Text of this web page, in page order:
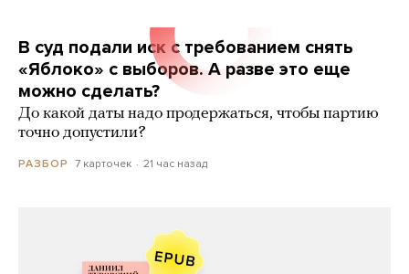
В суд подали иск с требованием снять
«Яблоко» с выборов. А разве это еще
можно сделать?
До какой даты надо продержаться, чтобы партию
точно допустили?
РАЗБОР 7 карточек 21 час назад